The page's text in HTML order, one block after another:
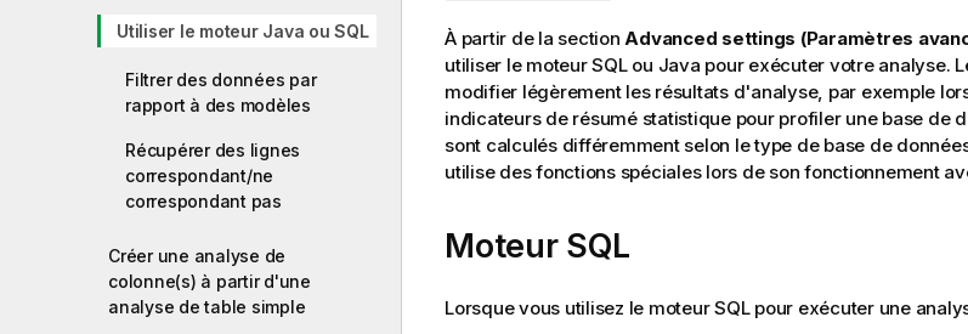
Utiliser le moteur Java ou SQL
Filtrer des données par
rapport à des modèles
Récupérer des lignes
correspondant/ne
correspondant pas
Créer une analyse de
colonne(s) à partir d'une
analyse de table simple
À partir de la sectionAdvanced settings (Paramètres
utiliser le moteur SQL ou Java pour exécuter votre analyse.
modifier légèrement les résultats d'analyse, par exemple
indicateurs de résumé statistique pour profiler une base de
sont calculés différemment selon le type de base de
utilise des fonctions spéciales lors de son fonctionnement
Moteur SQL
Lorsque vous utilisez le moteur SQL pour exécuter une